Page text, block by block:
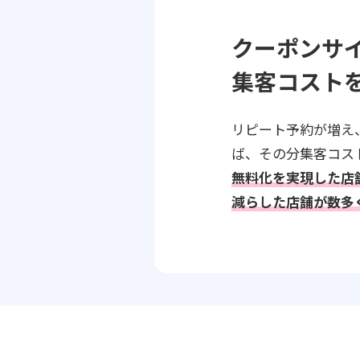
クーポンサ
集客コスト
リピート予約が増
ば、その分集客コス
無料化を実現した
減らした店舗が数多